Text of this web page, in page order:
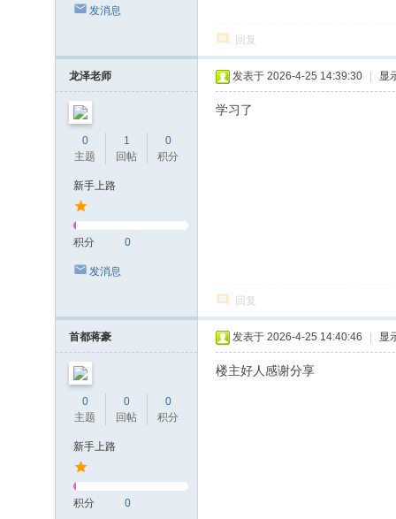
发消息
回复
龙泽老师
0
主题
1
回帖
0
积分
新手上路
积分 0
发消息
发表于 2026-4-25 14:39:30 显
学习了
回复
首都蒋豪
0
主题
0
回帖
0
积分
新手上路
积分 0
发表于 2026-4-25 14:40:46 显
楼主好人感谢分享